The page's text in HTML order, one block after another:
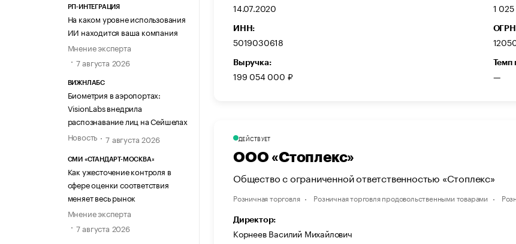
РП-ИНТЕГРАЦИЯ
На каком уровне использования
ИИ находится ваша компания
Мнение эксперта
7 августа 2026
ВИЖНЛАБС
Биометрия в аэропортах:
VisionLabs внедрила
распознавание лиц на Сейшелах
Новость
7 августа 2026
СМИ «СТАНДАРТ-МОСКВА»
Как ужесточение контроля в
сфере оценки соответствия
меняет весь рынок
Мнение эксперта
7 августа 2026
14.07.2020 1
ИНН:
5019030618
Выручка:
199 054 000 ₽
Темп
—
ДЕЙСТВУЕТ
ООО «Стоплекс»
Общество с ограниченной ответственностью «Стоплекс»
Розничная торговля Розничная торговля продовольственными товарами
Директор:
Корнеев Василий Михайлович